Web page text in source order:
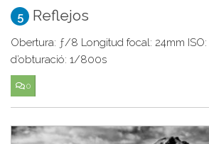
5 Reflejos
Obertura: ƒ/8 Longitud focal: 24mm
d’obturació: 1/800s
0